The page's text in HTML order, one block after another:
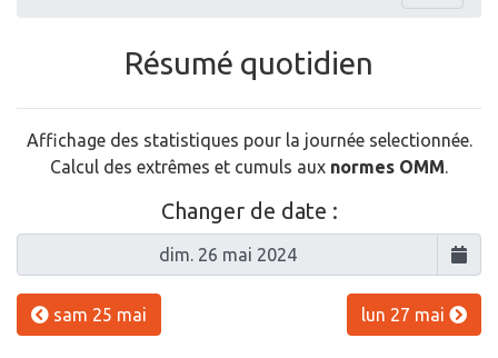
Résumé quotidien
Affichage des statistiques pour la journée selectionnée.
Calcul des extrêmes et cumuls aux normes OMM.
Changer de date :
sam 25 mai lun 27 mai